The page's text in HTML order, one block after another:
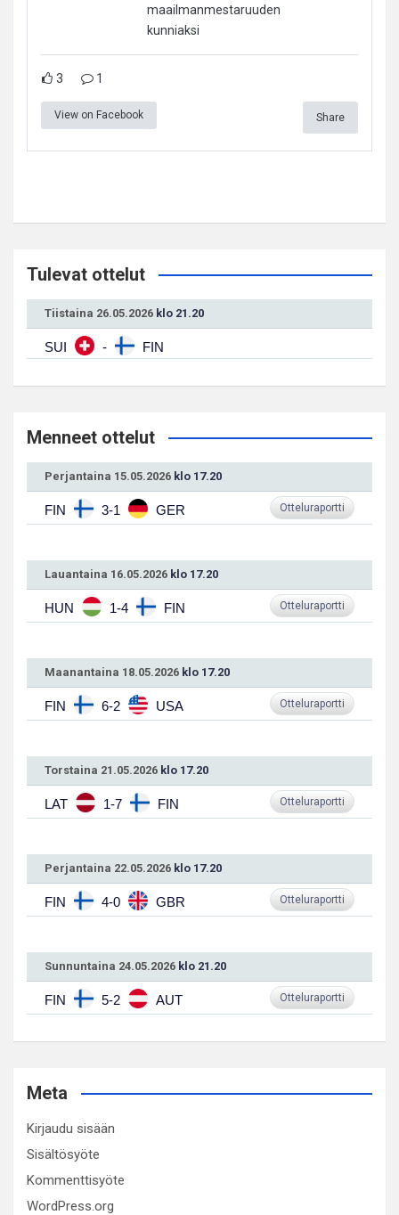
maailmanmestaruuden
kunniaksi
3 1
View on Facebook Share
Tulevat ottelut
Tiistaina 26.05.2026 klo 21.20
SUI - FIN
Menneet ottelut
Perjantaina 15.05.2026 klo 17.20
FIN 3-1 GER Otteluraportti
Lauantaina 16.05.2026 klo 17.20
HUN 1-4 FIN Otteluraportti
Maanantaina 18.05.2026 klo 17.20
FIN 6-2 USA Otteluraportti
Torstaina 21.05.2026 klo 17.20
LAT 1-7 FIN Otteluraportti
Perjantaina 22.05.2026 klo 17.20
FIN 4-0 GBR Otteluraportti
Sunnuntaina 24.05.2026 klo 21.20
FIN 5-2 AUT Otteluraportti
Meta
Kirjaudu sisään
Sisältösyöte
Kommenttisyöte
WordPress.org